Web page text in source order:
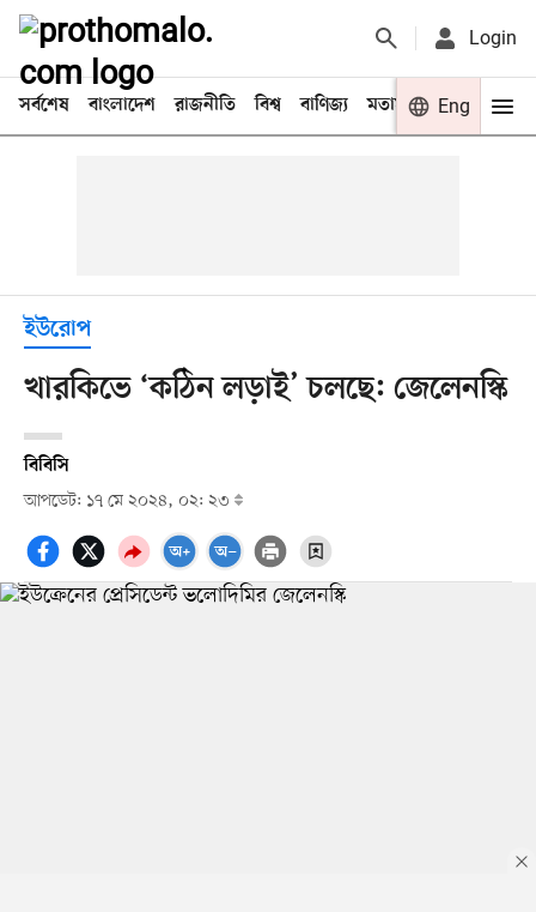
Login
সর্বশেষ বাংলাদেশ রাজনীতি বিশ্ব বাণিজ্য মতামত খেলা
Eng
ইউরোপ
খারকিভে ‘কঠিন লড়াই’ চলছে: জেলেনস্কি
বিবিসি
আপডেট: ১৭ মে ২০২৪, ০২: ২৩